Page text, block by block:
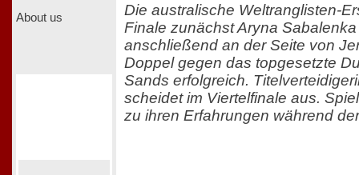
About us
Die australische Weltranglisten-
Finale zunächst Aryna
anschließend an der Seite von
Doppel gegen das topgesetzte
Sands erfolgreich.
scheidet im Viertelfinale aus.
zu ihren Erfahrungen während